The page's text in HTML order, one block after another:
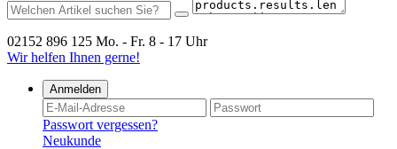
02152 896 125 Mo. - Fr. 8 - 17 Uhr
Wir helfen Ihnen gerne!
Anmelden
Passwort vergessen?
Neukunde